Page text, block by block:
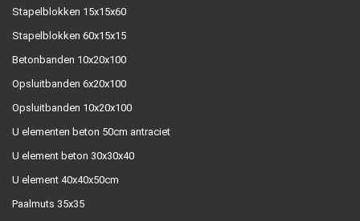
Stapelblokken 15x15x60
Stapelblokken 60x15x15
Betonbanden 10x20x100
Opsluitbanden 6x20x100
Opsluitbanden 10x20x100
U elementen beton 50cm antraciet
U element beton 30x30x40
U element 40x40x50cm
Paalmuts 35x35